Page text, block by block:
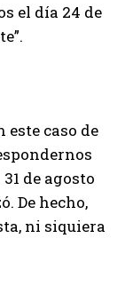
el día 24 de
este caso de
de agosto
De hecho,
ni siquiera